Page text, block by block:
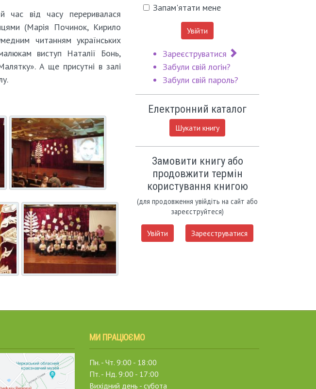
час від часу переривалася
(Марія Починок, Кирило
читанням українських
виступ Наталії Бонь,
А ще присутні в залі
Запам'ятати мене
Увійти
Зареєструватися
Забули свій логін?
Забули свій пароль?
Електронний каталог
Шукати книгу
Замовити книгу або
продовжити термін
користування книгою
(для продовження увійдіть на сайт або
зареєструйтеся)
Увійти Зареєструватися
МИ ПРАЦЮЄМО
Пн. - Чт. 9:00 - 18:00
Пт. - Нд. 9:00 - 17:00
Вихідний день - субота